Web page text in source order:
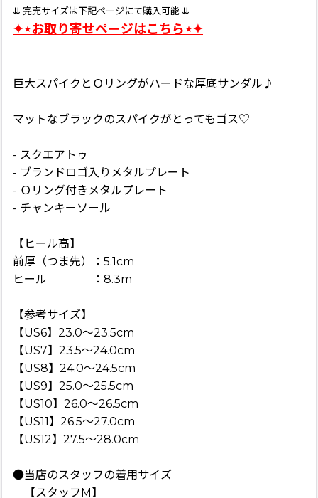
⇊ 完売サイズは下記ページにて購入可能 ⇊
✦⋆お取り寄せページはこちら⋆✦
巨大スパイクとＯリングがハードな厚底サンダル♪
マットなブラックのスパイクがとってもゴス♡
- スクエアトゥ
- ブランドロゴ入りメタルプレート
- Ｏリング付きメタルプレート
- チャンキーソール
【ヒール高】
前厚（つま先）：5.1cm
ヒール ：8.3m
【参考サイズ】
【US6】23.0〜23.5cm
【US7】23.5〜24.0cm
【US8】24.0〜24.5cm
【US9】25.0〜25.5cm
【US10】26.0〜26.5cm
【US11】26.5〜27.0cm
【US12】27.5〜28.0cm
●当店のスタッフの着用サイズ
【スタッフM】